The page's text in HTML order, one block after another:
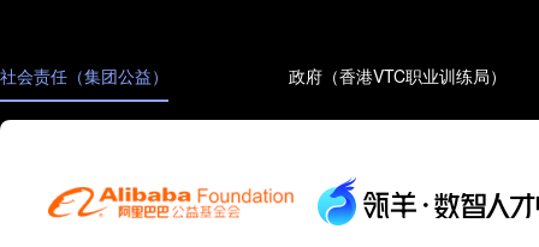
社会责任（集团公益） 政府（香港VTC职业训练局）